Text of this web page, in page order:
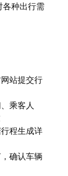
各种出行需
站提交行
乘客人
程生成详
确认车辆